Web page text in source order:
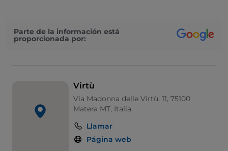
Parte de la información está
proporcionada por:
Virtù
Via Madonna delle Virtù, 11, 75100
Matera MT, Italia
Llamar
Página web